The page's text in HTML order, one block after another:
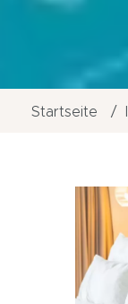
Startseite